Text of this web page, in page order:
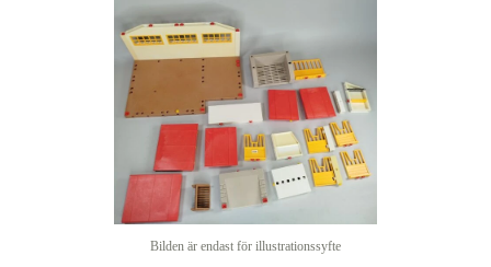
Bilden är endast för illustrationssyfte